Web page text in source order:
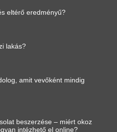
eltérő eredményű?
lakás?
amit vevőként mindig
beszerzése – miért okoz
intézhető el online?